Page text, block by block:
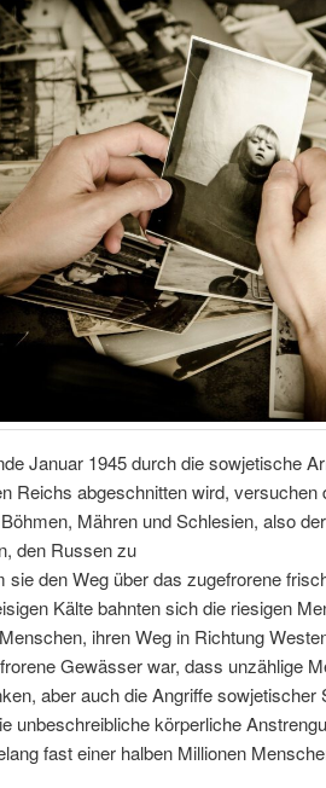
Januar 1945 durch die sowjetische
Reichs abgeschnitten wird, versuchen
Mähren und Schlesien, also
den Russen zu
sie den Weg über das zugefrorene
Kälte bahnten sich die riesigen
ihren Weg in Richtung
Gewässer war, dass unzählige
aber auch die Angriffe sowjetischer
unbeschreibliche körperliche
fast einer halben Millionen